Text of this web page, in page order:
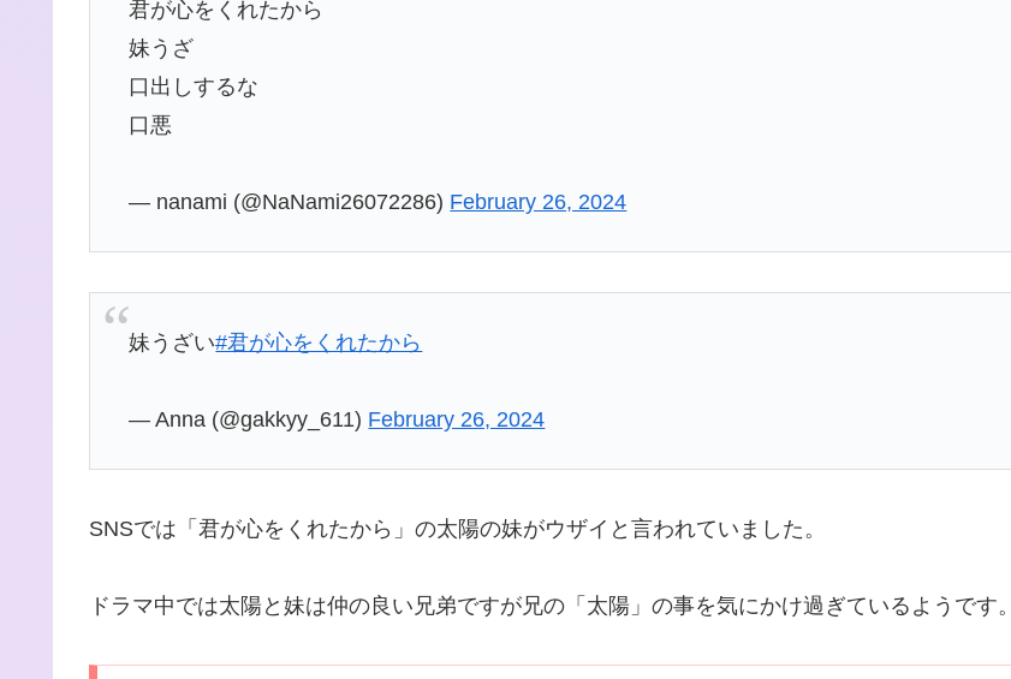
君が心をくれたから
妹うざ
口出しするな
口悪
— nanami (@NaNami26072286) February 26, 2024
妹うざい#君が心をくれたから
— Anna (@gakkyy_611) February 26, 2024
SNSでは「君が心をくれたから」の太陽の妹がウザイと言われていました。
ドラマ中では太陽と妹は仲の良い兄弟ですが兄の「太陽」の事を気にかけ過ぎているようです。